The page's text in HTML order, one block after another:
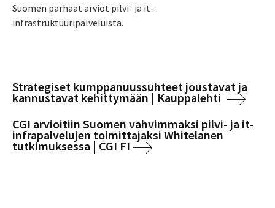
Suomen parhaat arviot pilvi- ja it-
infrastruktuuripalveluista.
Strategiset kumppanuussuhteet joustavat ja
kannustavat kehittymään | Kauppalehti
CGI arvioitiin Suomen vahvimmaksi pilvi- ja it-
infrapalvelujen toimittajaksi Whitelanen
tutkimuksessa | CGI FI